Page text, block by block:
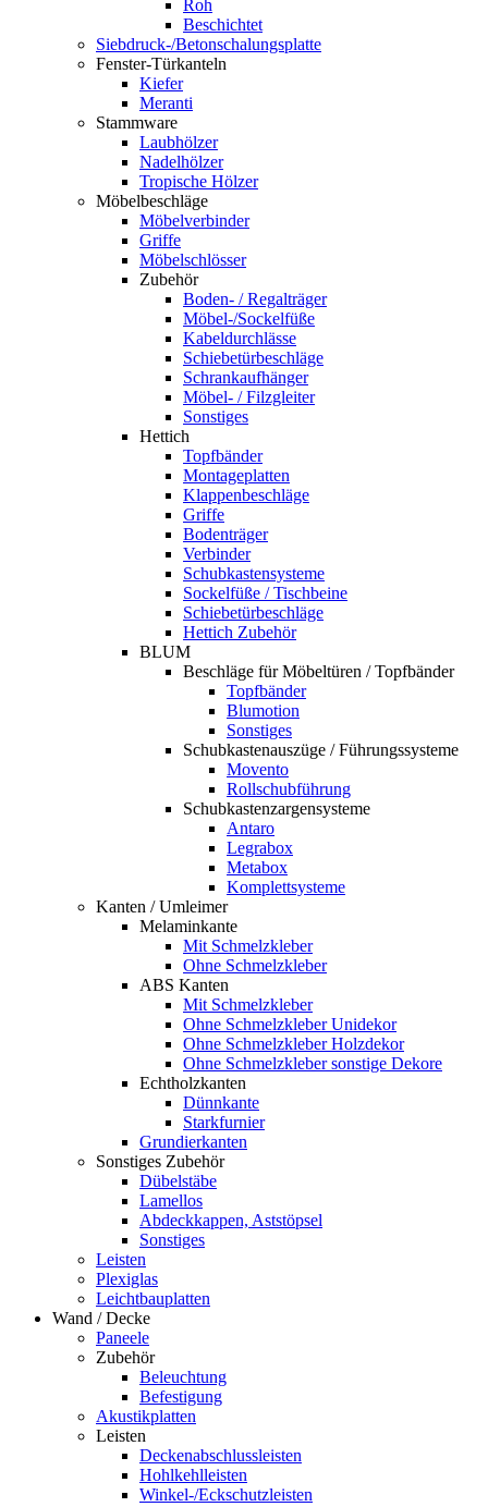
Roh
Beschichtet
Siebdruck-/Betonschalungsplatte
Fenster-Türkanteln
Kiefer
Meranti
Stammware
Laubhölzer
Nadelhölzer
Tropische Hölzer
Möbelbeschläge
Möbelverbinder
Griffe
Möbelschlösser
Zubehör
Boden- / Regalträger
Möbel-/Sockelfüße
Kabeldurchlässe
Schiebetürbeschläge
Schrankaufhänger
Möbel- / Filzgleiter
Sonstiges
Hettich
Topfbänder
Montageplatten
Klappenbeschläge
Griffe
Bodenträger
Verbinder
Schubkastensysteme
Sockelfüße / Tischbeine
Schiebetürbeschläge
Hettich Zubehör
BLUM
Beschläge für Möbeltüren / Topfbänder
Topfbänder
Blumotion
Sonstiges
Schubkastenauszüge / Führungssysteme
Movento
Rollschubführung
Schubkastenzargensysteme
Antaro
Legrabox
Metabox
Komplettsysteme
Kanten / Umleimer
Melaminkante
Mit Schmelzkleber
Ohne Schmelzkleber
ABS Kanten
Mit Schmelzkleber
Ohne Schmelzkleber Unidekor
Ohne Schmelzkleber Holzdekor
Ohne Schmelzkleber sonstige Dekore
Echtholzkanten
Dünnkante
Starkfurnier
Grundierkanten
Sonstiges Zubehör
Dübelstäbe
Lamellos
Abdeckkappen, Aststöpsel
Sonstiges
Leisten
Plexiglas
Leichtbauplatten
Wand / Decke
Paneele
Zubehör
Beleuchtung
Befestigung
Akustikplatten
Leisten
Deckenabschlussleisten
Hohlkehlleisten
Winkel-/Eckschutzleisten